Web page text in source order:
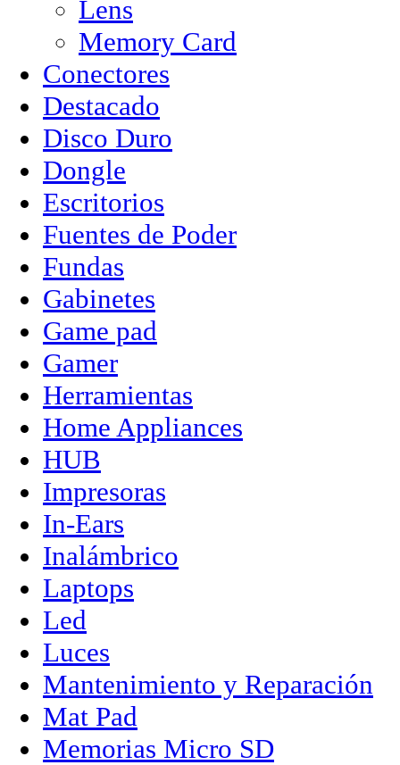
Lens
Memory Card
Conectores
Destacado
Disco Duro
Dongle
Escritorios
Fuentes de Poder
Fundas
Gabinetes
Game pad
Gamer
Herramientas
Home Appliances
HUB
Impresoras
In-Ears
Inalámbrico
Laptops
Led
Luces
Mantenimiento y Reparación
Mat Pad
Memorias Micro SD